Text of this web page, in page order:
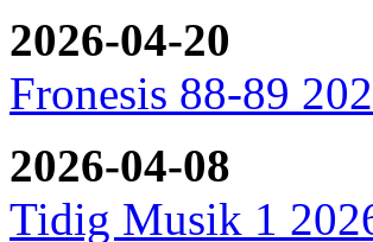
2026-04-20
Fronesis 88-89
2026-04-08
Tidig Musik 1